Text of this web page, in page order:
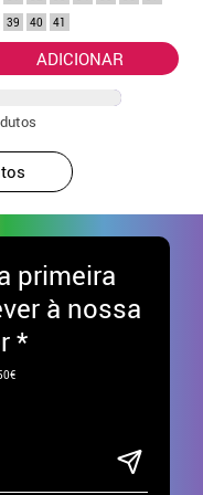
39 40 41
ADICIONAR
primeira
à nossa
*